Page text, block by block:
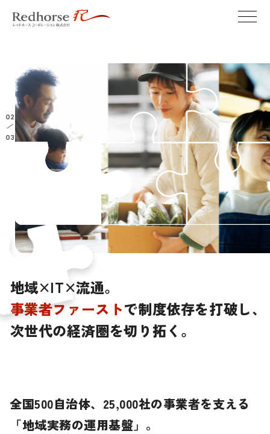
地域×IT×流通。
事業者ファース トで制度依存を打破し、
次世代の経済圏を切 り拓く 。
02
/
03
全国500自治体、25,000社の事業者を支える
「地域実務の運用基盤」。